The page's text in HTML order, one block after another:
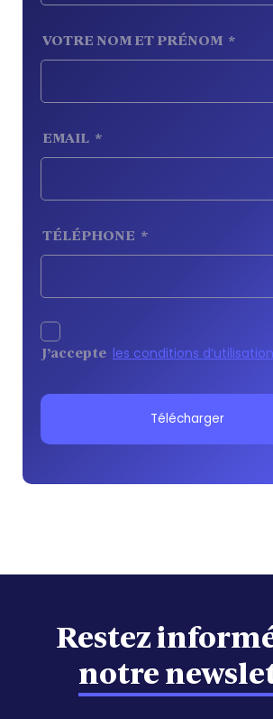
VOTRE NOM ET PRÉNOM *
EMAIL *
TÉLÉPHONE *
J’accepte les conditions d’utilisation
Télécharger
Restez
notre